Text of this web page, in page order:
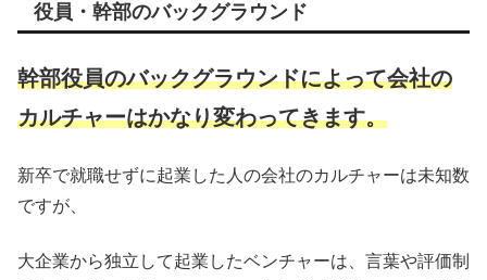
役員・幹部のバックグラウンド
幹部役員のバックグラウンドによって会社の
カルチャーはかなり変わってきます。
新卒で就職せずに起業した人の会社のカルチャーは未知数
ですが、
大企業から独立して起業したベンチャーは、言葉や評価制